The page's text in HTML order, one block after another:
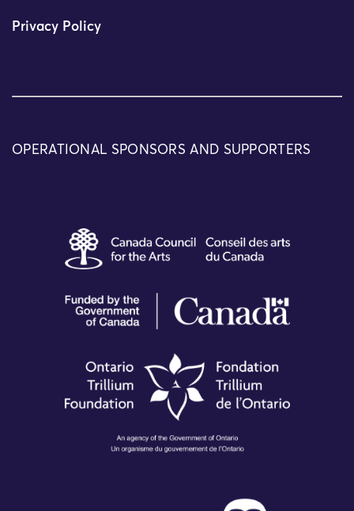
Privacy Policy
OPERATIONAL SPONSORS AND SUPPORTERS